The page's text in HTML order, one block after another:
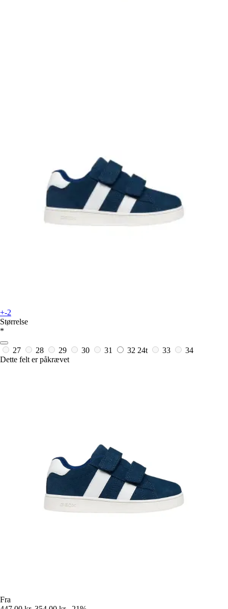
+-2
Størrelse
*
27 28 29 30 31 32 24t 33
34
Dette felt er påkrævet
Fra